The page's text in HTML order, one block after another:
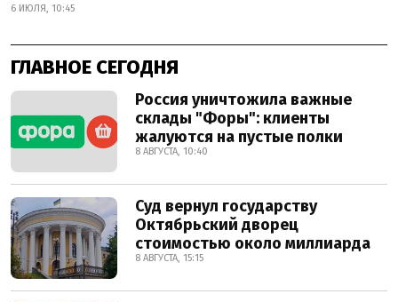
6 ИЮЛЯ, 10:45
ГЛАВНОЕ СЕГОДНЯ
Россия уничтожила важные
склады "Форы": клиенты
жалуются на пустые полки
8 АВГУСТА, 10:40
Суд вернул государству
Октябрьский дворец
стоимостью около миллиарда
8 АВГУСТА, 15:15